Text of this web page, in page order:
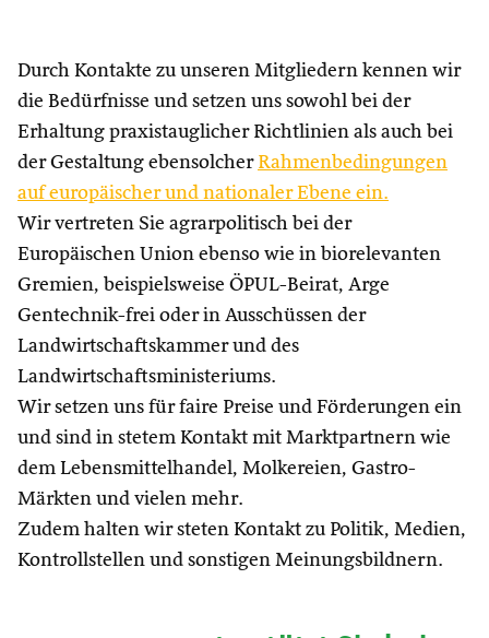
Durch Kontakte zu unseren Mitgliedern kennen wir
die Bedürfnisse und setzen uns sowohl bei der
Erhaltung praxistauglicher Richtlinien als auch bei
der Gestaltung ebensolcher Rahmenbedingungen
auf europäischer und nationaler Ebene ein.
Wir vertreten Sie agrarpolitisch bei der
Europäischen Union ebenso wie in biorelevanten
Gremien, beispielsweise ÖPUL-Beirat, Arge
Gentechnik-frei oder in Ausschüssen der
Landwirtschaftskammer und des
Landwirtschaftsministeriums.
Wir setzen uns für faire Preise und Förderungen ein
und sind in stetem Kontakt mit Marktpartnern wie
dem Lebensmittelhandel, Molkereien, Gastro-
Märkten und vielen mehr.
Zudem halten wir steten Kontakt zu Politik, Medien,
Kontrollstellen und sonstigen Meinungsbildnern.